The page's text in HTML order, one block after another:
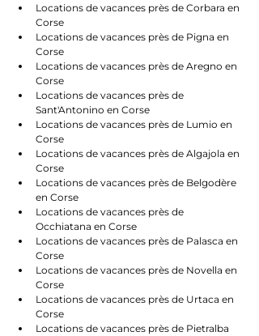
Locations de vacances près de Corbara en
Corse
Locations de vacances près de Pigna en
Corse
Locations de vacances près de Aregno en
Corse
Locations de vacances près de
Sant'Antonino en Corse
Locations de vacances près de Lumio en
Corse
Locations de vacances près de Algajola en
Corse
Locations de vacances près de Belgodère
en Corse
Locations de vacances près de
Occhiatana en Corse
Locations de vacances près de Palasca en
Corse
Locations de vacances près de Novella en
Corse
Locations de vacances près de Urtaca en
Corse
Locations de vacances près de Pietralba